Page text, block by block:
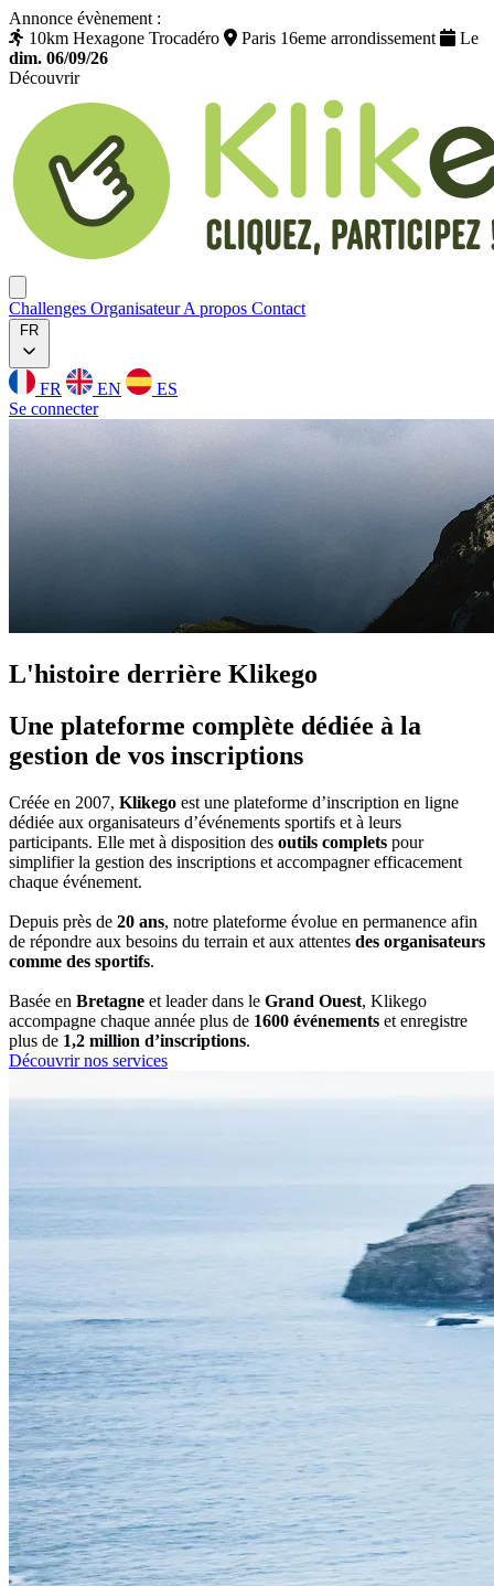
Annonce évènement :
10km Hexagone Trocadéro
Paris 16eme arrondissement
Le
dim. 06/09/26
Découvrir
Challenges OrganisateurA propos Contact
FR
FR EN
ES
Se connecter
L'histoire derrière Klikego
Une plateforme complète dédiée à la
gestion de vos inscriptions
Créée en 2007, Klikego est une plateforme d’inscription en ligne
dédiée aux organisateurs d’événements sportifs et à leurs
participants. Elle met à disposition des outils complets pour
simplifier la gestion des inscriptions et accompagner efficacement
chaque événement.
Depuis près de 20 ans, notre plateforme évolue en permanence afin
de répondre aux besoins du terrain et aux attentes des organisateurs
comme des sportifs.
Basée en Bretagne et leader dans le Grand Ouest, Klikego
accompagne chaque année plus de 1600 événements et enregistre
plus de 1,2 million d’inscriptions.
Découvrir nos services